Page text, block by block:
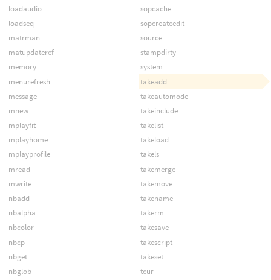
loadaudio
loadseq
matrman
matupdateref
memory
menurefresh
message
mnew
mplayfit
mplayhome
mplayprofile
mread
mwrite
nbadd
nbalpha
nbcolor
nbcp
nbget
nbglob
sopcache
sopcreateedit
source
stampdirty
system
takeadd
takeautomode
takeinclude
takelist
takeload
takels
takemerge
takemove
takename
takerm
takesave
takescript
takeset
tcur